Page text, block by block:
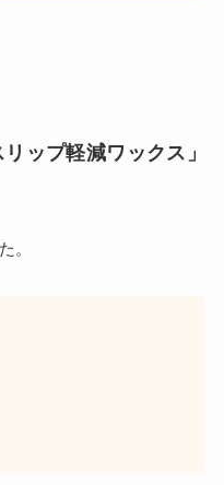
ップ軽減ワックス」
。